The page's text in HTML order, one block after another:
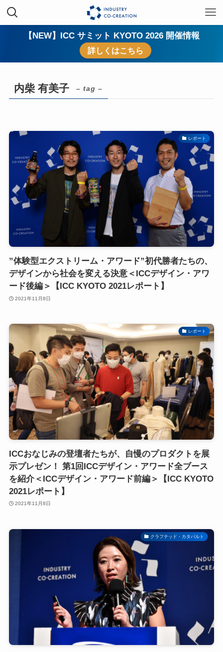
【NEW】ICC サミット KYOTO 2026 開催情報
詳しくはこちら
内柴 有美子 – tag –
レポート
”体験型エクストリーム・アワード”初代勝者たちの、
デザインから社会を変える決意＜ICCデザイン・アワ
ード後編＞【ICC KYOTO 2021レポート】
2021年11月8日
レポート
ICCおなじみの登壇者たちが、自慢のプロダクトを展
示プレゼン！ 第1回ICCデザイン・アワード全ブース
を紹介＜ICCデザイン・アワード前編＞【ICC KYOTO
2021レポート】
2021年11月8日
クラフテッド・カタパルト